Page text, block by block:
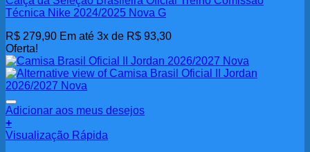
Técnica Nike 2024/2025 Nova G
R$ 279,90 Em até 3x de R$ 93,30
Oferta!
Adicionar aos meus desejos
+
Este
Visualização Rápida